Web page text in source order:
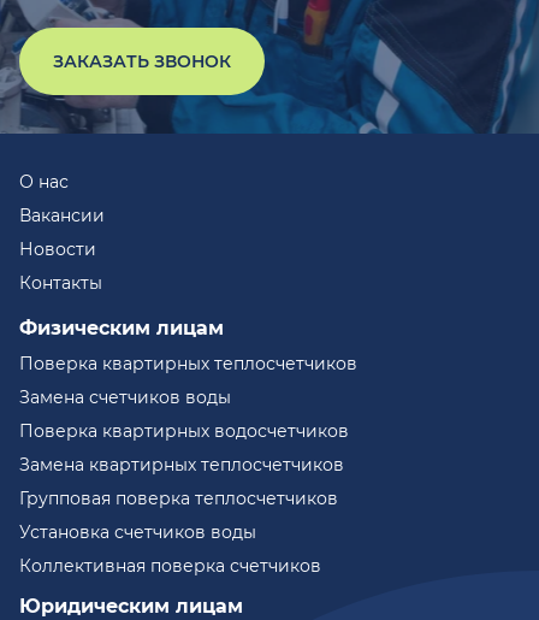
ЗАКАЗАТЬ ЗВОНОК
О нас
Вакансии
Новости
Контакты
Физическим лицам
Поверка квартирных теплосчетчиков
Замена счетчиков воды
Поверка квартирных водосчетчиков
Замена квартирных теплосчетчиков
Групповая поверка теплосчетчиков
Установка счетчиков воды
Коллективная поверка счетчиков
Юридическим лицам